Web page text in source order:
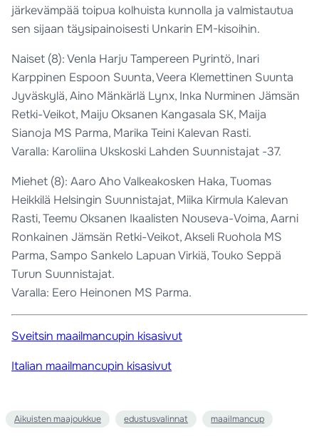
järkevämpää toipua kolhuista kunnolla ja valmistautua
sen sijaan täysipainoisesti Unkarin EM-kisoihin.
Naiset (8): Venla Harju Tampereen Pyrintö, Inari
Karppinen Espoon Suunta, Veera Klemettinen Suunta
Jyväskylä, Aino Mänkärlä Lynx, Inka Nurminen Jämsän
Retki-Veikot, Maiju Oksanen Kangasala SK, Maija
Sianoja MS Parma, Marika Teini Kalevan Rasti.
Varalla: Karoliina Ukskoski Lahden Suunnistajat -37.
Miehet (8): Aaro Aho Valkeakosken Haka, Tuomas
Heikkilä Helsingin Suunnistajat, Miika Kirmula Kalevan
Rasti, Teemu Oksanen Ikaalisten Nouseva-Voima, Aarni
Ronkainen Jämsän Retki-Veikot, Akseli Ruohola MS
Parma, Sampo Sankelo Lapuan Virkiä, Touko Seppä
Turun Suunnistajat.
Varalla: Eero Heinonen MS Parma.
Sveitsin maailmancupin kisasivut
Italian maailmancupin kisasivut
Aikuisten maajoukkue edustusvalinnat maailmancup